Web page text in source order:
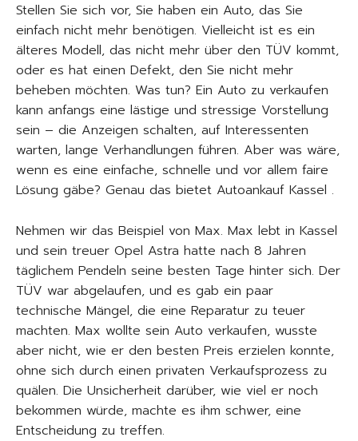
Stellen Sie sich vor, Sie haben ein Auto, das Sie
einfach nicht mehr benötigen. Vielleicht ist es ein
älteres Modell, das nicht mehr über den TÜV kommt,
oder es hat einen Defekt, den Sie nicht mehr
beheben möchten. Was tun? Ein Auto zu verkaufen
kann anfangs eine lästige und stressige Vorstellung
sein – die Anzeigen schalten, auf Interessenten
warten, lange Verhandlungen führen. Aber was wäre,
wenn es eine einfache, schnelle und vor allem faire
Lösung gäbe? Genau das bietet Autoankauf Kassel .
Nehmen wir das Beispiel von Max. Max lebt in Kassel
und sein treuer Opel Astra hatte nach 8 Jahren
täglichem Pendeln seine besten Tage hinter sich. Der
TÜV war abgelaufen, und es gab ein paar
technische Mängel, die eine Reparatur zu teuer
machten. Max wollte sein Auto verkaufen, wusste
aber nicht, wie er den besten Preis erzielen konnte,
ohne sich durch einen privaten Verkaufsprozess zu
quälen. Die Unsicherheit darüber, wie viel er noch
bekommen würde, machte es ihm schwer, eine
Entscheidung zu treffen.